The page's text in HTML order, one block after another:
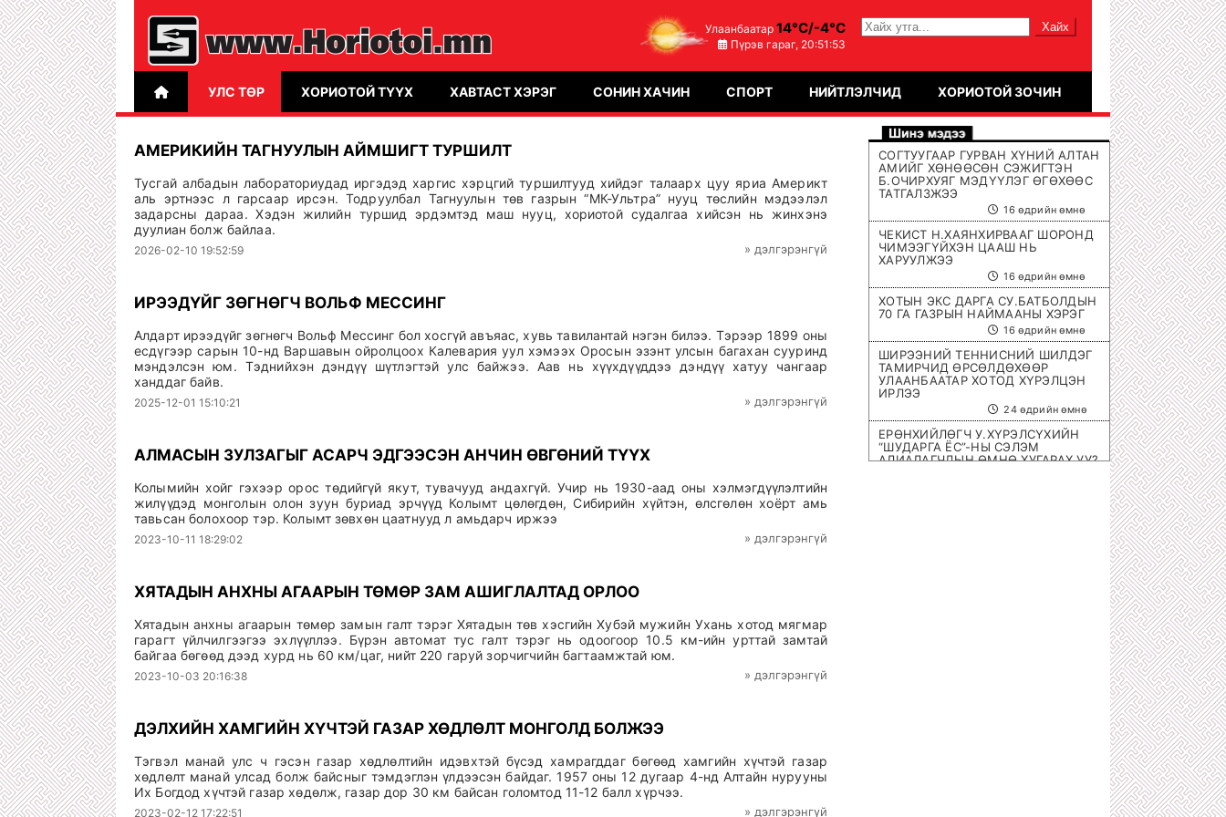
Улаанбаатар 14°C/-4°C
Пүрэв гараг, 20:51:53
УЛС ТӨР ХОРИОТОЙ ТҮҮХ ХАВТАСТ ХЭРЭГ СОНИН ХАЧИН СПОРТ НИЙТЛЭЛЧИД ХОРИОТОЙ ЗОЧИН
АМЕРИКИЙН ТАГНУУЛЫН АЙМШИГТ ТУРШИЛТ
Тусгай албадын лабор­а­ториудад иргэдэд харгис хэрцгий туршилтууд хийдэг талаарх цуу яриа Америкт
аль эртнээс л гарсаар ирсэн. Тодруулбал Тагнуулын төв газрын “МК-Ультра” нууц төслийн мэдээлэл
задарсны дараа. Хэдэн жилийн туршид эрдэмтэд маш нууц, хориотой судалгаа хийсэн нь жинхэнэ
дуулиан болж байлаа.
2026-02-10 19:52:59 » дэлгэрэнгүй
ИРЭЭДҮЙГ ЗӨГНӨГЧ ВОЛЬФ МЕССИНГ
Алдарт ирээдүйг зөгнөгч Вольф Мессинг бол хосгүй авъяас, хувь тавилантай нэгэн билээ. Тэрээр 1899 оны
есдүгээр сарын 10-нд Варшавын ойролцоох Калевария уул хэмээх Оросын эзэнт улсын багахан сууринд
мэндэлсэн юм. Тэднийхэн дэндүү шүтлэгтэй улс байжээ. Аав нь хүүхдүүддээ дэндүү хатуу чангаар
ханддаг байв.
2025-12-01 15:10:21 » дэлгэрэнгүй
АЛМАСЫН ЗУЛЗАГЫГ АСАРЧ ЭДГЭЭСЭН АНЧИН ӨВГӨНИЙ ТҮҮХ
Колымийн хойг гэхээр орос төдийгүй якут, тувачууд андахгүй. Учир нь 1930-аад оны хэлмэгдүүлэлтийн
жилүүдэд монголын олон зуун буриад эрчүүд Колымт цөлөгдөн, Сибирийн хүйтэн, өлсгөлөн хоёрт амь
тавьсан болохоор тэр. Колымт зөвхөн цаатнууд л амьдарч иржээ
2023-10-11 18:29:02 » дэлгэрэнгүй
ХЯТАДЫН АНХНЫ АГААРЫН ТӨМӨР ЗАМ АШИГЛАЛТАД ОРЛОО
Хятадын анхны агаарын төмөр замын галт тэрэг Хятадын төв хэсгийн Хубэй мужийн Ухань хотод мягмар
гарагт үйлчилгээгээ эхлүүллээ. Бүрэн автомат тус галт тэрэг нь одоогоор 10.5 км-ийн урттай замтай
байгаа бөгөөд дээд хурд нь 60 км/цаг, нийт 220 гаруй зорчигчийн багтаамжтай юм.
2023-10-03 20:16:38 » дэлгэрэнгүй
ДЭЛХИЙН ХАМГИЙН ХҮЧТЭЙ ГАЗАР ХӨДЛӨЛТ МОНГОЛД БОЛЖЭЭ
Тэгвэл манай улс ч гэсэн газар хөдлөлтийн идэвхтэй бүсэд хамрагддаг бөгөөд хамгийн хүчтэй газар
хөдлөлт манай улсад болж байсныг тэмдэглэн үлдээсэн байдаг. 1957 оны 12 дугаар 4-нд Алтайн нурууны
Их Богдод хүчтэй газар хөдөлж, газар дор 30 км байсан голомтод 11-12 балл хүрчээ.
2023-02-12 17:22:51 » дэлгэрэнгүй
СОГТУУГААР ГУРВАН ХҮНИЙ АЛТАН
АМИЙГ ХӨНӨӨСӨН СЭЖИГТЭН
Б.ОЧИРХУЯГ МЭДҮҮЛЭГ ӨГӨХӨӨС
ТАТГАЛЗЖЭЭ
16 өдрийн өмнө
ЧЕКИСТ Н.ХАЯНХИРВААГ ШОРОНД
ЧИМЭЭГҮЙХЭН ЦААШ НЬ
ХАРУУЛЖЭЭ
16 өдрийн өмнө
ХОТЫН ЭКС ДАРГА СУ.БАТБОЛДЫН
70 ГА ГАЗРЫН НАЙМААНЫ ХЭРЭГ
16 өдрийн өмнө
ШИРЭЭНИЙ ТЕННИСНИЙ ШИЛДЭГ
ТАМИРЧИД ӨРСӨЛДӨХӨӨР
УЛААНБААТАР ХОТОД ХҮРЭЛЦЭН
ИРЛЭЭ
24 өдрийн өмнө
ЕРӨНХИЙЛӨГЧ У.ХҮРЭЛСҮХИЙН
“ШУДАРГА ЁС”-НЫ СЭЛЭМ
АЛИАЛАГЧДЫН ӨМНӨ ХУГАРАХ УУ?